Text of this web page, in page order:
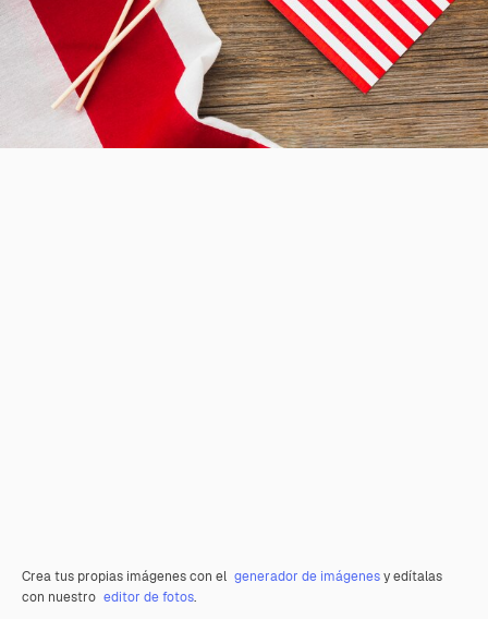
Crea tus propias imágenes con el generador de imágenesy edítalas
con nuestro editor de fotos.